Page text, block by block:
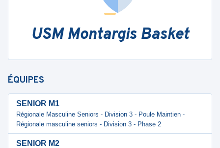
USM Montargis Basket
ÉQUIPES
SENIOR M1
Régionale Masculine Seniors - Division 3 - Poule Maintien -
Régionale masculine seniors - Division 3 - Phase 2
SENIOR M2